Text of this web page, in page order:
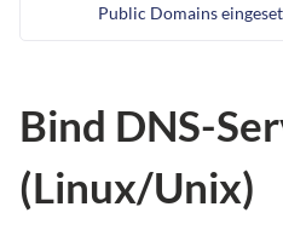
Public Domains
Bind DNS-
(Linux/Unix)